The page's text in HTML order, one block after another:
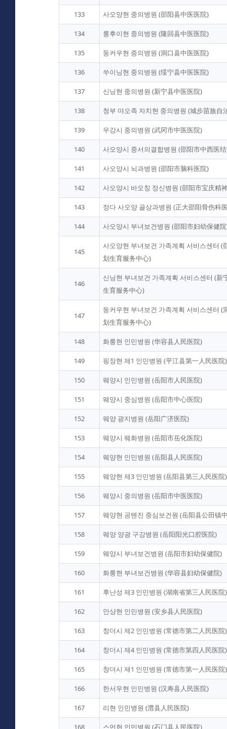
133 사오양현 중의병원 (邵阳县中医医院)
134 룽후이현 중의병원 (隆回县中医医院)
135 둥커우현 중의병원 (洞口县中医医院)
136 쑤이닝현 중의병원 (绥宁县中医医院)
137 신닝현 중의병원 (新宁县中医医院)
138 청부 먀오족 자치현 중의병원 (城步苗族自
139 우강시 중의병원 (武冈市中医医院)
140 사오양시 중서의결합병원 (邵阳市中西医
141 사오양시 뇌과병원 (邵阳市脑科医院)
142 사오양시 바오칭 정신병원 (邵阳市宝庆精
143 정다 사오양 골상과병원 (正大邵阳骨伤科
144 사오양시 부녀보건병원 (邵阳市妇幼保健
145
사오양현 부녀보건 가족계획 서비스센터 (
划生育服务中心)
146
신닝현 부녀보건 가족계획 서비스센터 (新
生育服务中心)
147
둥커우현 부녀보건 가족계획 서비스센터 (
划生育服务中心)
148 화룽현 인민병원 (华容县人民医院)
149 핑장현 제1 인민병원 (平江县第一人民医院)
150 웨양시 인민병원 (岳阳市人民医院)
151 웨양시 중심병원 (岳阳市中心医院)
152 웨양 광지병원 (岳阳广济医院)
153 웨양시 웨화병원 (岳阳市岳化医院)
154 웨양현 인민병원 (岳阳县人民医院)
155 웨양현 제3 인민병원 (岳阳县第三人民医院)
156 웨양시 중의병원 (岳阳市中医医院)
157 웨양현 공톈진 중심보건원 (岳阳县公田镇
158 웨양 양광 구강병원 (岳阳阳光口腔医院)
159 웨양시 부녀보건병원 (岳阳市妇幼保健院)
160 화룽현 부녀보건병원 (华容县妇幼保健院)
161 후난성 제3 인민병원 (湖南省第三人民医院)
162 안샹현 인민병원 (安乡县人民医院)
163 창더시 제2 인민병원 (常德市第二人民医院)
164 창더시 제4 인민병원 (常德市第四人民医院)
165 창더시 제1 인민병원 (常德市第一人民医院)
166 한서우현 인민병원 (汉寿县人民医院)
167 리현 인민병원 (澧县人民医院)
168 스먼현 인민병원 (石门县人民医院)